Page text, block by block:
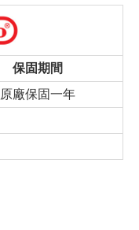
保固期間
原廠保固一年